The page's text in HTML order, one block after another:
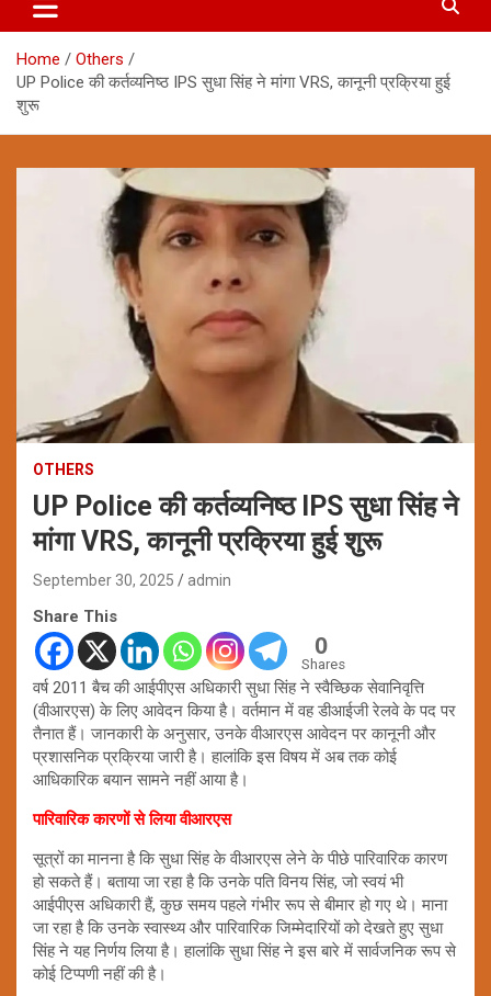
Home
Others
UP Police की कर्तव्यनिष्ठ IPS सुधा सिंह ने मांगा VRS, कानूनी प्रक्रिया हुई
शुरू
OTHERS
UP Police की कर्तव्यनिष्ठ IPS सुधा सिंह ने
मांगा VRS, कानूनी प्रक्रिया हुई शुरू
September 30, 2025 admin
Share This
0
Shares
वर्ष 2011 बैच की आईपीएस अधिकारी सुधा सिंह ने स्वैच्छिक सेवानिवृत्ति
(वीआरएस) के लिए आवेदन किया है। वर्तमान में वह डीआईजी रेलवे के पद पर
तैनात हैं। जानकारी के अनुसार, उनके वीआरएस आवेदन पर कानूनी और
प्रशासनिक प्रक्रिया जारी है। हालांकि इस विषय में अब तक कोई
आधिकारिक बयान सामने नहीं आया है।
पारिवारिक कारणों से लिया वीआरएस
सूत्रों का मानना है कि सुधा सिंह के वीआरएस लेने के पीछे पारिवारिक कारण
हो सकते हैं। बताया जा रहा है कि उनके पति विनय सिंह, जो स्वयं भी
आईपीएस अधिकारी हैं, कुछ समय पहले गंभीर रूप से बीमार हो गए थे। माना
जा रहा है कि उनके स्वास्थ्य और पारिवारिक जिम्मेदारियों को देखते हुए सुधा
सिंह ने यह निर्णय लिया है। हालांकि सुधा सिंह ने इस बारे में सार्वजनिक रूप से
कोई टिप्पणी नहीं की है।